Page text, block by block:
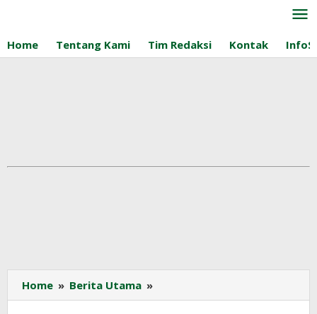
konten
Home Tentang Kami Tim Redaksi Kontak
Home » Berita Utama »
Harga